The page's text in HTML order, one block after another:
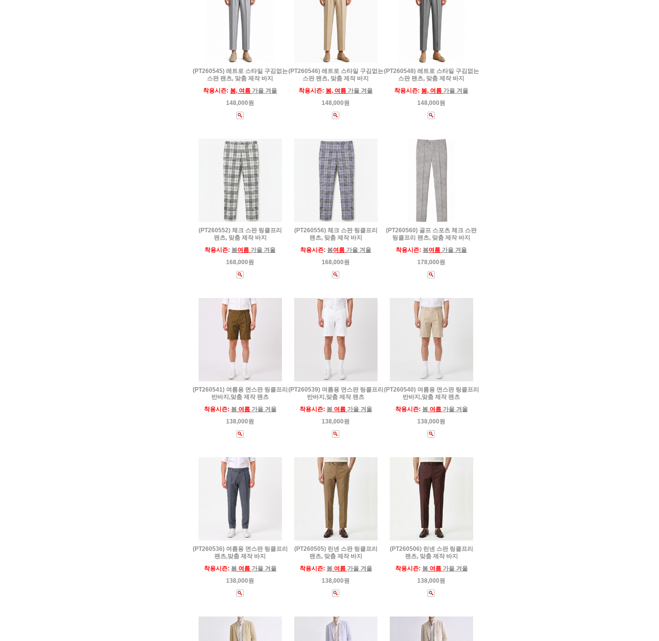
(PT260545) 레트로 스타일 구김없는
스판 팬츠, 맞춤 제작 바지
착용시즌: 봄, 여름 가을 겨울
148,000원
(PT260546) 레트로 스타일 구김없는
스판 팬츠, 맞춤 제작 바지
착용시즌: 봄, 여름 가을 겨울
148,000원
(PT260548) 레트로 스타일 구김없는
스판 팬츠, 맞춤 제작 바지
착용시즌: 봄, 여름 가을 겨울
148,000원
(PT260552) 체크 스판 링클프리
팬츠, 맞춤 제작 바지
착용시즌: 봄여름 가을 겨울
168,000원
(PT260556) 체크 스판 링클프리
팬츠, 맞춤 제작 바지
착용시즌: 봄여름 가을 겨울
168,000원
(PT260560) 골프 스포츠 체크 스판
링클프리 팬츠, 맞춤 제작 바지
착용시즌: 봄여름 가을 겨울
178,000원
(PT260541) 여름용 면스판 링클프리
반바지,맞춤 제작 팬츠
착용시즌: 봄여름 가을 겨울
138,000원
(PT260539) 여름용 면스판 링클프리
반바지,맞춤 제작 팬츠
착용시즌: 봄여름 가을 겨울
138,000원
(PT260540) 여름용 면스판 링클프리
반바지,맞춤 제작 팬츠
착용시즌: 봄여름 가을 겨울
138,000원
(PT260536) 여름용 면스판 링클프리
팬츠,맞춤 제작 바지
착용시즌: 봄여름 가을 겨울
138,000원
(PT260505) 린넨 스판 링클프리
팬츠, 맞춤 제작 바지
착용시즌: 봄여름 가을 겨울
138,000원
(PT260506) 린넨 스판 링클프리
팬츠, 맞춤 제작 바지
착용시즌: 봄여름 가을 겨울
138,000원